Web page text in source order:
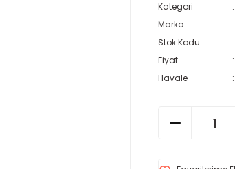
Kategori
Marka
Stok Kodu
Fiyat
Havale